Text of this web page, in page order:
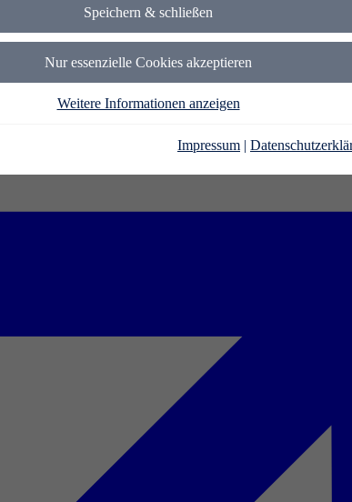
Speichern & schließen
Nur essenzielle Cookies akzeptieren
Weitere Informationen anzeigen
Impressum |